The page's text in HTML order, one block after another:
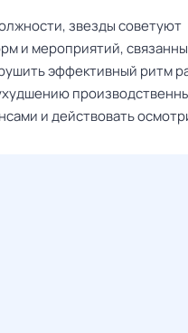
звезды советуют
и мероприятий,
эффективный ритм
и действовать